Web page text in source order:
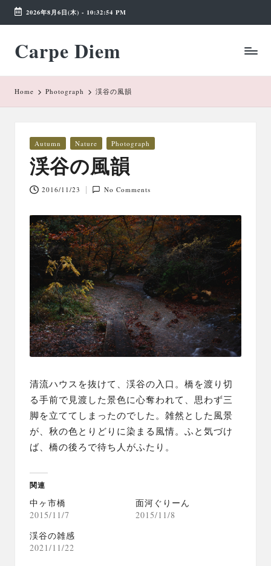
Skip
content
2026年8月6日(木) - 10:32:54 PM
Carpe Diem
Weekend
Wonderland
Home Photograph 渓谷の風韻
Posted
Autumn Nature Photograph
渓谷の風韻
2016/11/23 No Comments
清流ハウスを抜けて、渓谷の入口。橋を渡り切
る手前で見渡した景色に心奪われて、思わず三
脚を立ててしまったのでした。雑然とした風景
が、秋の色とりどりに染まる風情。ふと気づけ
ば、橋の後ろで待ち人がふたり。
関連
中ヶ市橋
2015/11/7
面河ぐりーん
2015/11/8
渓谷の雑感
2021/11/22